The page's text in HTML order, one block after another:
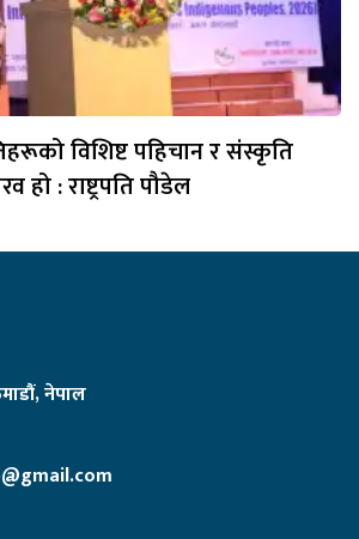
विशिष्ट पहिचान र संस्कृति
हो : राष्ट्रपति पौडेल
नेपाल